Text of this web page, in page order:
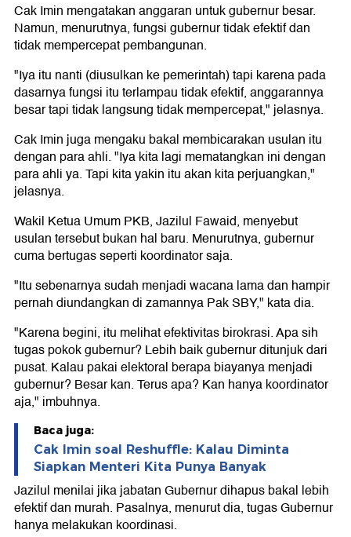
Cak Imin mengatakan anggaran untuk gubernur besar.
Namun, menurutnya, fungsi gubernur tidak efektif dan
tidak mempercepat pembangunan.
"Iya itu nanti (diusulkan ke pemerintah) tapi karena pada
dasarnya fungsi itu terlampau tidak efektif, anggarannya
besar tapi tidak langsung tidak mempercepat," jelasnya.
Cak Imin juga mengaku bakal membicarakan usulan itu
dengan para ahli. "Iya kita lagi mematangkan ini dengan
para ahli ya. Tapi kita yakin itu akan kita perjuangkan,"
jelasnya.
Wakil Ketua Umum PKB, Jazilul Fawaid, menyebut
usulan tersebut bukan hal baru. Menurutnya, gubernur
cuma bertugas seperti koordinator saja.
"Itu sebenarnya sudah menjadi wacana lama dan hampir
pernah diundangkan di zamannya Pak SBY," kata dia.
"Karena begini, itu melihat efektivitas birokrasi. Apa sih
tugas pokok gubernur? Lebih baik gubernur ditunjuk dari
pusat. Kalau pakai elektoral berapa biayanya menjadi
gubernur? Besar kan. Terus apa? Kan hanya koordinator
aja," imbuhnya.
Baca juga:
Cak Imin soal Reshuffle: Kalau Diminta
Siapkan Menteri Kita Punya Banyak
Jazilul menilai jika jabatan Gubernur dihapus bakal lebih
efektif dan murah. Pasalnya, menurut dia, tugas Gubernur
hanya melakukan koordinasi.